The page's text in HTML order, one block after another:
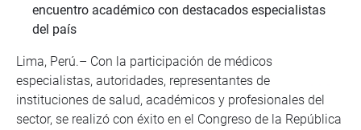
encuentro académico con destacados especialistas
del país
Lima, Perú.– Con la participación de médicos
especialistas, autoridades, representantes de
instituciones de salud, académicos y profesionales del
sector, se realizó con éxito en el Congreso de la República